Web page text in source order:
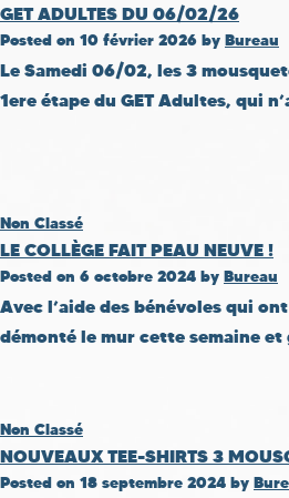
GET ADULTES DU 06/02/26
Posted on 10 février 2026 by Bureau
Le Samedi 06/02, les 3
1ere étape du GET Adultes, qui
Non Classé
LE COLLÈGE FAIT PEAU NEUVE !
Posted on 6 octobre 2024 by Bureau
Avec l’aide des bénévoles qui
démonté le mur cette semaine
Non Classé
NOUVEAUX TEE-SHIRTS 3
Posted on 18 septembre 2024 by